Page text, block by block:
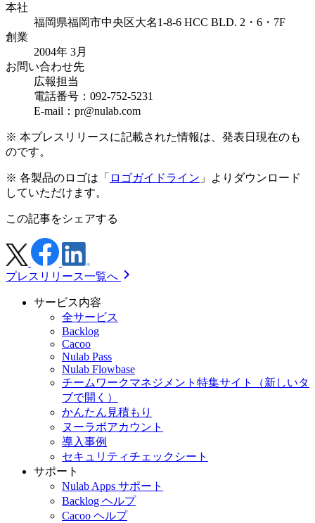
本社
福岡県福岡市中央区大名1-8-6 HCC BLD. 2・6・7F
創業
2004年 3月
お問い合わせ先
広報担当
電話番号：092-752-5231
E-mail：pr@nulab.com
※ 本プレスリリースに記載された情報は、発表日現在のも
のです。
※ 各製品のロゴは「 ロゴガイドライン 」よりダウンロード
していただけます。
この記事をシェアする
プレスリリース一覧へ
サービス内容
全サービス
Backlog
Cacoo
Nulab Pass
Nulab Flowbase
チームワークマネジメント特集サイト
（新しいタ
ブで開く）
かんたん見積もり
ヌーラボアカウント
導入事例
セキュリティチェックシート
サポート
Nulab Apps サポート
Backlog ヘルプ
Cacoo ヘルプ